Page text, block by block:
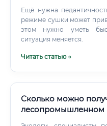
Ещё нужна
режиме сушки может
этом нужно уметь
ситуация меняется.
Читать статью →
Сколько можно
лесопромышленном